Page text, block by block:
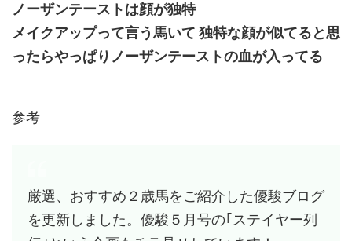
ノーザンテーストは顔が独特
メイクアップって言う馬いて 独特な顔が似てると思
ったらやっぱりノーザンテーストの血が入ってる
参考
厳選、おすすめ２歳馬をご紹介した優駿ブログ
を更新しました。優駿５月号の｢ステイヤー列